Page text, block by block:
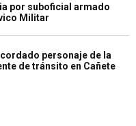
por suboficial armado
Militar
personaje de la
de tránsito en Cañete